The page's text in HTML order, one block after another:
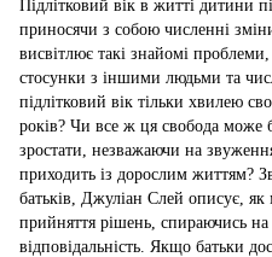
Підлітковий вік в житті дитини
приносячи з собою численні
висвітлює такі знайомі проблеми,
стосунки з іншими людьми та
підлітковий вік тільки хвилею
років? Чи все ж ця свобода може
зростати, незважаючи на
приходить із дорослим життям?
батьків, Джуліан Слей описує,
прийняття рішень, спираючись на
відповідальність. Якщо батьки